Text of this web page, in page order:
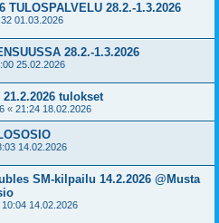
TULOSPALVELU 28.2.-1.3.2026
01.03.2026
28.2.-1.3.2026
25.02.2026
tulokset
« 21:24 18.02.2026
14.02.2026
SM-kilpailu 14.2.2026 @Musta
10:04 14.02.2026